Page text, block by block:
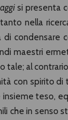
si presenta
nella
maestri
al
con spirito
teso,
che in